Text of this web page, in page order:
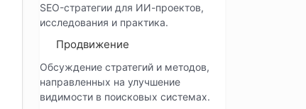
SEO-стратегии для ИИ-проектов,
исследования и практика.
Продвижение
Обсуждение стратегий и методов,
направленных на улучшение
видимости в поисковых системах.